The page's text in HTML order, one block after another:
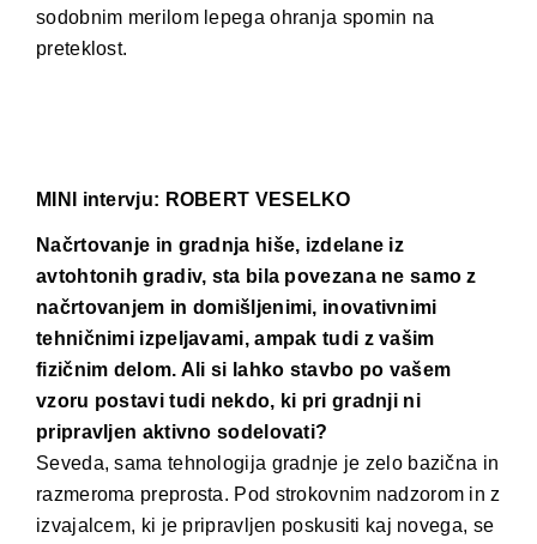
sodobnim merilom lepega ohranja spomin na
preteklost.
MINI intervju: ROBERT VESELKO
Načrtovanje in gradnja hiše, izdelane iz
avtohtonih gradiv, sta bila povezana ne samo z
načrtovanjem in domišljenimi, inovativnimi
tehničnimi izpeljavami, ampak tudi z vašim
fizičnim delom. Ali si lahko stavbo po vašem
vzoru postavi tudi nekdo, ki pri gradnji ni
pripravljen aktivno sodelovati?
Seveda, sama tehnologija gradnje je zelo bazična in
razmeroma preprosta. Pod strokovnim nadzorom in z
izvajalcem, ki je pripravljen poskusiti kaj novega, se